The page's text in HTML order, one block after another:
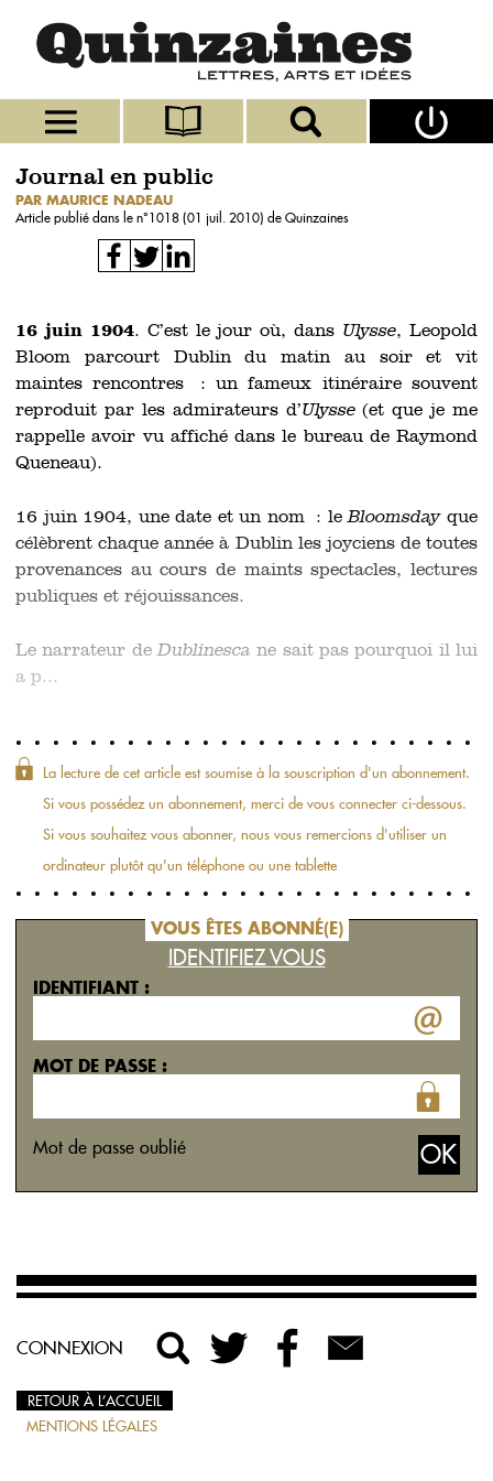
Journal en public
PAR MAURICE NADEAU
Article publié dans le n°1018 (01 juil. 2010) de Quinzaines
16 juin 1904. C’est le jour où, dans Ulysse, Leopold
Bloom parcourt Dublin du matin au soir et vit
maintes rencontres : un fameux itinéraire souvent
reproduit par les admirateurs d’Ulysse(et que je me
rappelle avoir vu affiché dans le bureau de Raymond
Queneau).
16 juin 1904, une date et un nom : leBloomsdayque
célèbrent chaque année à Dublin les joyciens de toutes
provenances au cours de maints spectacles, lectures
publiques et réjouissances.
Le narrateur deDublinesca ne sait pas pourquoi il lui
a p...
La lecture de cet article est soumise à la souscription d'un abonnement.
Si vous possédez un abonnement, merci de vous connecter ci-dessous.
Si vous souhaitez vous abonner, nous vous remercions d'utiliser un
ordinateur plutôt qu'un téléphone ou une tablette
VOUS ÊTES ABONNÉ(E)
IDENTIFIEZ VOUS
IDENTIFIANT :
MOT DE PASSE :
Mot de passe oublié
CONNEXION
RETOUR À L’ACCUEIL
MENTIONS LÉGALES